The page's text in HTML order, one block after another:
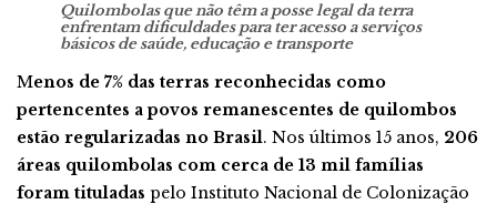
Quilombolas que não têm a posse legal da terra
enfrentam dificuldades para ter acesso a serviços
básicos de saúde, educação e transporte
Menos de 7% das terras reconhecidas como
pertencentes a povos remanescentes de quilombos
estão regularizadas no Brasil. Nos últimos 15 anos, 206
áreas quilombolas com cerca de 13 mil famílias
foram tituladas pelo Instituto Nacional de Colonização